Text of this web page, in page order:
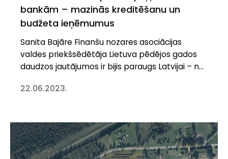
bankām – mazinās kreditēšanu un
budžeta ieņēmumus
Sanita Bajāre Finanšu nozares asociācijas
valdes priekšsēdētāja Lietuva pēdējos gados
daudzos jautājumos ir bijis paraugs Latvijai – no
tālredzīgiem lēmumiem enerģētikas sfērā līdz
ko apliecina cilvēku dzīves līmeni atspoguļojoši
rādītāji un ekonomikas izaugsme. Tomēr ir brīži,
kad […]
22.06.2023.